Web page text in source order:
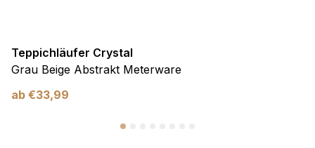
Teppichläufer Crystal
Grau Beige Abstrakt Meterware
ab €33,99